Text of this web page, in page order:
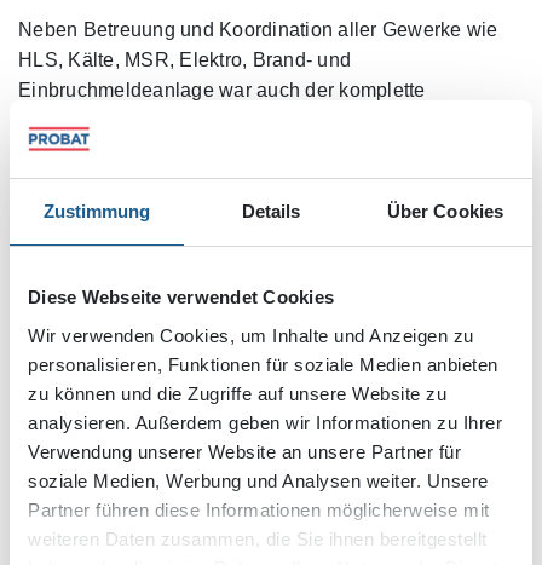
Zustimmung Details Über Cookies
Diese Webseite verwendet Cookies
Wir verwenden Cookies, um Inhalte und Anzeigen zu
personalisieren, Funktionen für soziale Medien anbieten
zu können und die Zugriffe auf unsere Website zu
analysieren. Außerdem geben wir Informationen zu Ihrer
Verwendung unserer Website an unsere Partner für
soziale Medien, Werbung und Analysen weiter. Unsere
Partner führen diese Informationen möglicherweise mit
weiteren Daten zusammen, die Sie ihnen bereitgestellt
Neben Betreuung und Koordination aller Gewerke wie
HLS, Kälte, MSR, Elektro, Brand- und
Einbruchmeldeanlage war auch der komplette
Kassensystem, Küchen- und Schanktechnik Teil des
Auftrags.
Unsere Profis vom Trockenbau haben ganze Arbeit
anspruchsvolle Räume für Geburtstagsfeiern mit runden
Zugängen sowie auch aufwändig ausgeführte Theken-
und Sitzmöbel entstanden, damit sich die Kinder und
deren Eltern rundum wohlfühlen.